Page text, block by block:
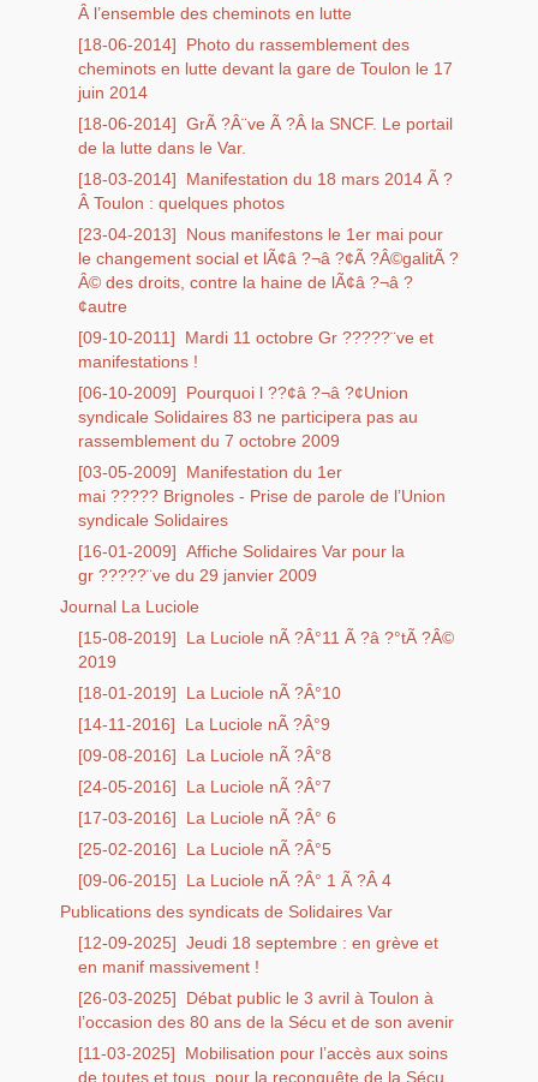
Â l’ensemble des cheminots en lutte
[18-06-2014]
Photo du rassemblement des
cheminots en lutte devant la gare de Toulon le 17
juin 2014
[18-06-2014] GrÃ ?Â¨ve Ã ?Â la SNCF. Le portail
de la lutte dans le Var.
[18-03-2014]
Manifestation du 18 mars 2014 Ã ?
Â Toulon : quelques photos
[23-04-2013]
Nous manifestons le 1er mai pour
le changement social et lÃ¢â ?¬â ?¢Ã ?Â©galitÃ ?
Â© des droits, contre la haine de lÃ¢â ?¬â ?
¢autre
[09-10-2011]
Mardi 11 octobre Gr ?????¨ve et
manifestations !
[06-10-2009]
Pourquoi l ??¢â ?¬â ?¢Union
syndicale Solidaires 83 ne participera pas au
rassemblement du 7 octobre 2009
[03-05-2009]
Manifestation du 1er
mai ????? Brignoles - Prise de parole de l’Union
syndicale Solidaires
[16-01-2009] Affiche Solidaires Var pour la
gr ?????¨ve du 29 janvier 2009
Journal La Luciole
[15-08-2019]
La Luciole nÃ ?Â°11 Ã ?â ?°tÃ ?Â©
2019
[18-01-2019]
La Luciole nÃ ?Â°10
[14-11-2016]
La Luciole nÃ ?Â°9
[09-08-2016]
La Luciole nÃ ?Â°8
[24-05-2016]
La Luciole nÃ ?Â°7
[17-03-2016]
La Luciole nÃ ?Â° 6
[25-02-2016]
La Luciole nÃ ?Â°5
[09-06-2015]
La Luciole nÃ ?Â° 1 Ã ?Â 4
Publications des syndicats de Solidaires Var
[12-09-2025] Jeudi 18 septembre : en grève et
en manif massivement !
[26-03-2025]
Débat public le 3 avril à Toulon à
l’occasion des 80 ans de la Sécu et de son avenir
[11-03-2025]
Mobilisation pour l’accès aux soins
de toutes et tous, pour la reconquête de la Sécu